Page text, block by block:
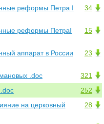
34
реформы Петра I
15
реформы ПетраI
23
аппарат в России
321
.doc
252
28
на церковный